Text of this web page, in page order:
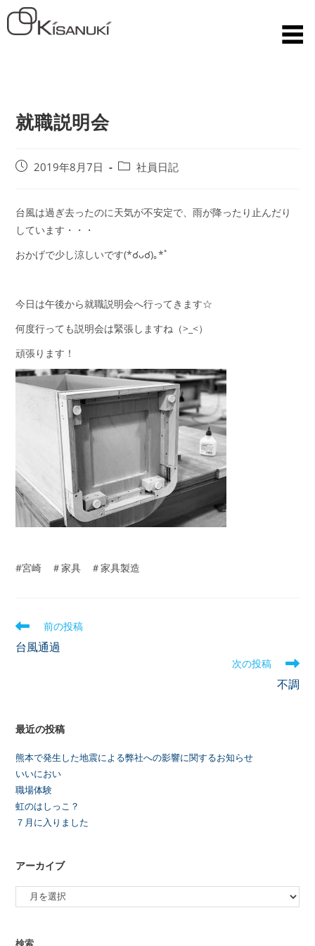
就職説明会
2019年8月7日 社員日記
台風は過ぎ去ったのに天気が不安定で、雨が降ったり止んだり
しています・・・
おかげで少し涼しいです(*☌ᴗ☌)｡*ﾟ
今日は午後から就職説明会へ行ってきます☆
何度行っても説明会は緊張しますね（>_<）
頑張ります！
#宮崎 ＃家具 ＃家具製造
前の投稿
台風通過
次の投稿
不調
最近の投稿
熊本で発生した地震による弊社への影響に関するお知らせ
いいにおい
職場体験
虹のはしっこ？
７月に入りました
アーカイブ
検索